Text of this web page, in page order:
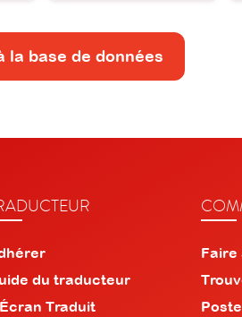
la base de données
du traducteur
Traduit